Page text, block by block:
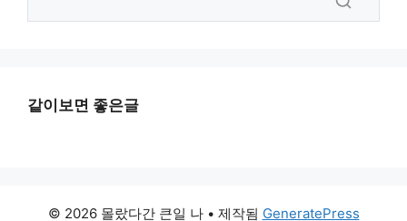
같이보면 좋은글
© 2026 몰랐다간 큰일 나• 제작됨 GeneratePress